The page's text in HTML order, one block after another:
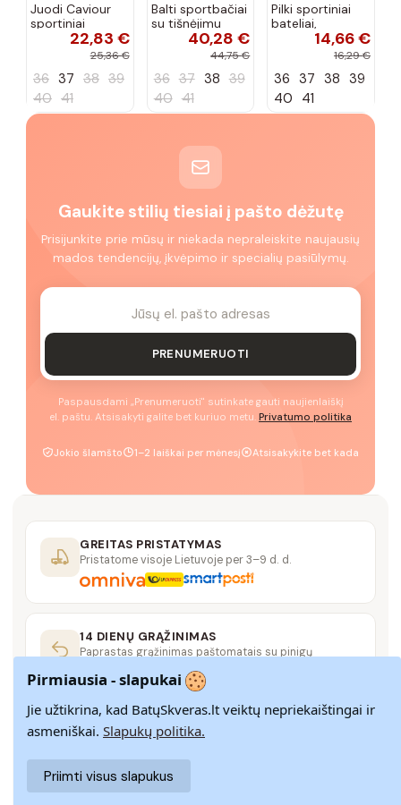
Juodi Caviour
sportiniai
sportbačiai22,83 €
25,36 €
36 37 38 39
40 41
Balti sportbačiai
su tišnėjimu
Peyton40,28 €
44,75 €
36 37 38 39
40 41
Pilki sportiniai
bateliai,
„Justice"14,66 €
16,29 €
36 37 38 39
40 41
Gaukite stilių tiesiai į pašto dėžutę
Prisijunkite prie mūsų ir niekada nepraleiskite naujausių
mados tendencijų, įkvėpimo ir specialių pasiūlymų.
PRENUMERUOTI
Paspausdami „Prenumeruoti" sutinkate gauti naujienlaiškį
el. paštu. Atsisakyti galite bet kuriuo metu. Privatumo politika
Jokio šlamšto 1–2 laiškai per mėnesį Atsisakykite bet kada
GREITAS PRISTATYMAS
Pristatome visoje Lietuvoje per 3–9 d. d.
14 DIENŲ GRĄŽINIMAS
Paprastas grąžinimas paštomatais su pinigų
SAUGUS MOKĖJIMAS
SSL šifravimas užtikrina aukščiausią jūsų duomenų
saugumo lygį
Pirmiausia - slapukai
Jie užtikrina, kad BatųSkveras.lt veiktų nepriekaištingai ir
asmeniškai. Slapukų politika.
Priimti visus slapukus